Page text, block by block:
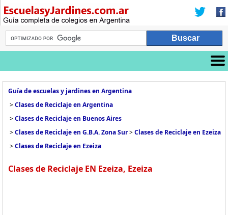
Guía de escuelas y jardines en Argentina
>Clases de Reciclaje en Argentina
>Clases de Reciclaje en Buenos Aires
>Clases de Reciclaje en G.B.A. Zona Sur>Clases de Reciclaje en Ezeiza
>Clases de Reciclaje en Ezeiza
Clases de Reciclaje EN Ezeiza, Ezeiza